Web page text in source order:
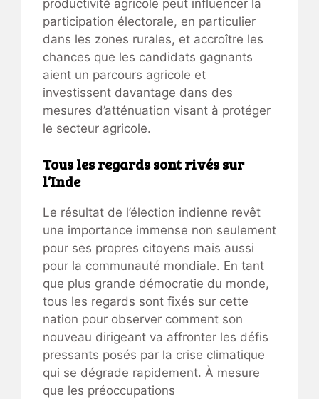
productivité agricole peut influencer la
participation électorale, en particulier
dans les zones rurales, et accroître les
chances que les candidats gagnants
aient un parcours agricole et
investissent davantage dans des
mesures d’atténuation visant à protéger
le secteur agricole.
Tous les regards sont rivés sur
l’Inde
Le résultat de l’élection indienne revêt
une importance immense non seulement
pour ses propres citoyens mais aussi
pour la communauté mondiale. En tant
que plus grande démocratie du monde,
tous les regards sont fixés sur cette
nation pour observer comment son
nouveau dirigeant va affronter les défis
pressants posés par la crise climatique
qui se dégrade rapidement. À mesure
que les préoccupations